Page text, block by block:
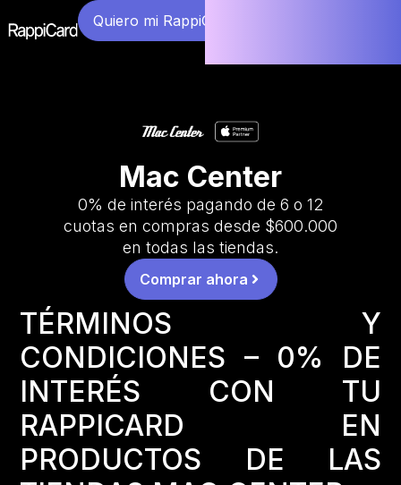
Quiero mi RappiCard
Mac Center
0% de interés pagando de 6 o 12
cuotas en compras desde $600.000
en todas las tiendas.
Comprar ahora
TÉRMINOS Y
CONDICIONES – 0% DE
INTERÉS CON TU
RAPPICARD EN
PRODUCTOS DE LAS